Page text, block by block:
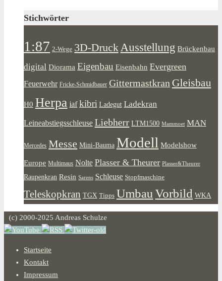
Stichwörter
1:87 2-Wege 3D-DruckAusstellung Brückenbau
digital Diorama Eigenbau Eisenbahn Evergreen
Feuerwehr Fricke-Schmidbauer Gittermastkran Gleisbau
H0 Herpa iaf kibri Ladegut Ladekran
Leineabstiegsschleuse Liebherr LTM1500 Mammoet MAN
Mercedes Messe Mini-Bauma Modell Modelshow
Europe Multimaus Nolte Plasser & Theurer Plasser&Theurer
Raupenkran Resin Sarens Schleuse Stopfmaschine
Teleskopkran TGX Tipps Umbau Vorbild WKA
(c) 2000-2025 Andreas Schulze
Startseite
Kontakt
Impressum